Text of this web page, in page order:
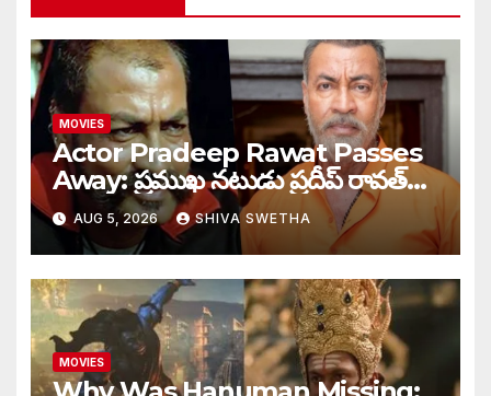
MOVIES
Actor Pradeep Rawat Passes
Away: ప్రముఖ నటుడు ప్రదీప్ రావత్
మృతి…
AUG 5, 2026 SHIVA SWETHA
MOVIES